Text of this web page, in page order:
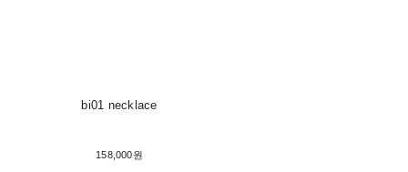
bi01 necklace
158,000원